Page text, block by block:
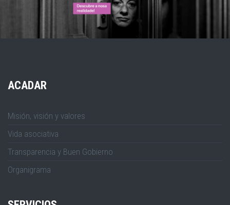
ACADAR
Misión, visión y valores
Vida asociativa
Transparencia y Buen Gobierno
Organigrama